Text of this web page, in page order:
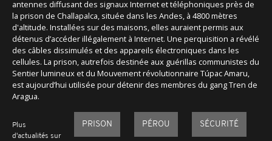
antennes diffusant des signaux Internet et téléphoniques près de
la prison de Challapalca, située dans les Andes, à 4800 mètres
d'altitude. Installées sur des maisons, elles auraient permis aux
détenus d’accéder illégalement à Internet. Une perquisition a révélé
des câbles dissimulés et des appareils électroniques dans les
cellules. La prison, autrefois destinée aux guérillas communistes du
Sentier lumineux et du Mouvement révolutionnaire Túpac Amaru,
est aujourd’hui utilisée pour détenir des membres du gang Tren de
Aragua.
Plus
d'actualités sur
PRISON PÉROU SÉCURITÉ